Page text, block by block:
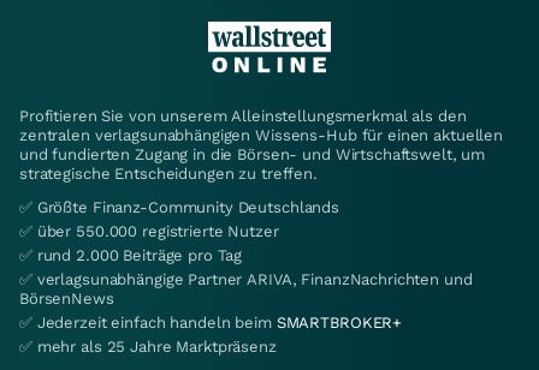
Profitieren Sie von unserem Alleinstellungsmerkmal als den
zentralen verlagsunabhängigen Wissens-Hub für einen aktuellen
und fundierten Zugang in die Börsen- und Wirtschaftswelt, um
strategische Entscheidungen zu treffen.
✅ Größte Finanz-Community Deutschlands
✅ über 550.000 registrierte Nutzer
✅ rund 2.000 Beiträge pro Tag
✅ verlagsunabhängige Partner ARIVA, FinanzNachrichten und
BörsenNews
✅ Jederzeit einfach handeln beim SMARTBROKER+
✅ mehr als 25 Jahre Marktpräsenz